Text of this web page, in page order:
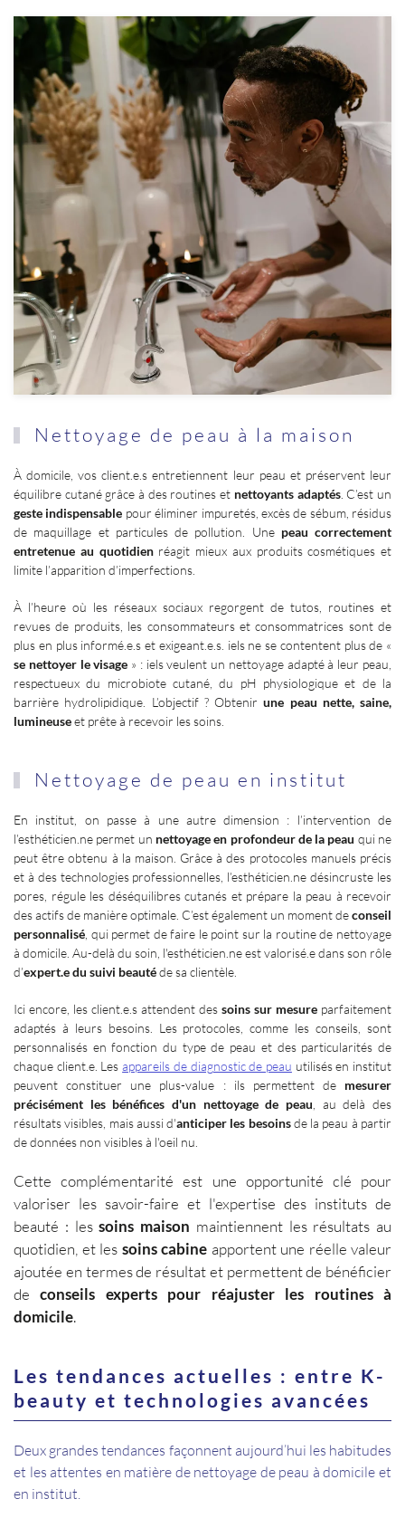
Nettoyage de peau à la maison
À domicile, vos client.e.s entretiennent leur peau et préservent leur
équilibre cutané grâce à des routines et nettoyants adaptés. C’est un
geste indispensable pour éliminer impuretés, excès de sébum, résidus
de maquillage et particules de pollution. Une peau correctement
entretenue au quotidienréagit mieux aux produits cosmétiques et
limite l’apparition d’imperfections.
À l’heure où les réseaux sociaux regorgent de tutos, routines et
revues de produits, les consommateurs et consommatrices sont de
plus en plus informé.e.s et exigeant.e.s. iels ne se contentent plus de «
se nettoyer le visage » : iels veulent un nettoyage adapté à leur peau,
respectueux du microbiote cutané, du pH physiologique et de la
barrière hydrolipidique. L’objectif ? Obtenirune peau nette, saine,
lumineuseet prête à recevoir les soins.
Nettoyage de peau en institut
En institut, on passe à une autre dimension : l’intervention de
l’esthéticien.ne permet un nettoyage en profondeur de la peau qui ne
peut être obtenu à la maison. Grâce à des protocoles manuels précis
et à des technologies professionnelles, l’esthéticien.ne désincruste les
pores, régule les déséquilibres cutanés et prépare la peau à recevoir
des actifs de manière optimale. C’est également un moment deconseil
personnalisé , qui permet de faire le point sur la routine de nettoyage
à domicile. Au-delà du soin, l'esthéticien.ne est valorisé.e dans son rôle
d’expert.e du suivi beautéde sa clientèle.
Ici encore, les client.e.s attendent des soins sur mesure parfaitement
adaptés à leurs besoins. Les protocoles, comme les conseils, sont
personnalisés en fonction du type de peau et des particularités de
chaque client.e. Lesappareils de diagnostic de peau utilisés en institut
peuvent constituer une plus-value : ils permettent de mesurer
précisément les bénéfices d'un nettoyage de peau , au delà des
résultats visibles, mais aussi d'anticiper les besoinsde la peau à partir
de données non visibles à l'oeil nu.
Cette complémentarité est une opportunité clé pour
valoriser les savoir-faire et l'expertise des instituts de
beauté : lessoins maison maintiennent les résultats au
quotidien, et les soins cabine apportent une réelle valeur
ajoutée en termes de résultat et permettent de bénéficier
deconseils experts pour réajuster les routines à
domicile.
Les tendances actuelles : entre K-
beauty et technologies avancées
Deux grandes tendances façonnent aujourd’hui les habitudes
et les attentes en matière de nettoyage de peau à domicile et
en institut.